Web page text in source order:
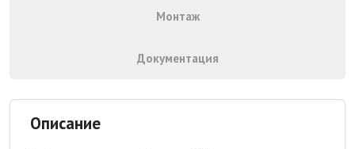
Монтаж
Документация
Описание